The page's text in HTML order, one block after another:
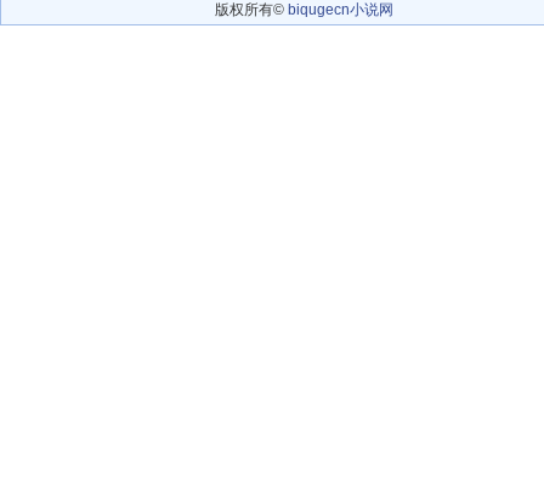
版权所有© biqugecn小说网